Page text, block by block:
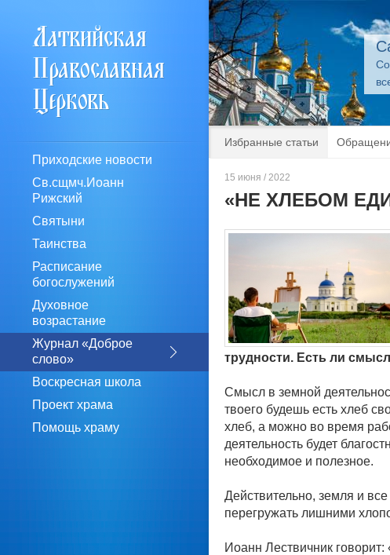
Приходские новости
Св.сщмч.Иоанн
Рижский
Святыни
Таинства
Расписание
богослужений
Духовное
возрастание
Журнал «Доброе
слово»
Воскресная школа
Проект храма
Помощь храму
Избранные статьи
15 июня / 2022
«НЕ ХЛЕБОМ
трудности. Есть ли
Смысл в земной
твоего будешь есть хлеб
хлеб, а можно во время
деятельность будет
необходимое и полезное.
Действительно, земля и
перегружать лишними
Иоанн Лествичник